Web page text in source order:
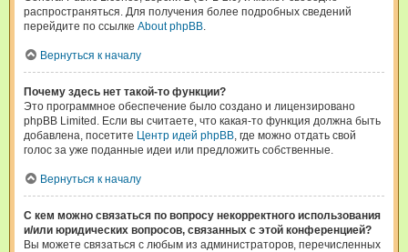
распространяться. Для получения более подробных сведений
перейдите по ссылке About phpBB.
Вернуться к началу
Почему здесь нет такой-то функции?
Это программное обеспечение было создано и лицензировано
phpBB Limited. Если вы считаете, что какая-то функция должна быть
добавлена, посетите Центр идей phpBB, где можно отдать свой
голос за уже поданные идеи или предложить собственные.
Вернуться к началу
С кем можно связаться по вопросу некорректного использования
и/или юридических вопросов, связанных с этой конференцией?
Вы можете связаться с любым из администраторов, перечисленных